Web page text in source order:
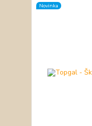
Novinka